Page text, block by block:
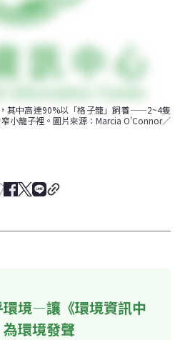
其中高達90%以「格子籠」飼養——2~4隻
小籠子裡。圖片來源：Marcia O'Connor／
境—讓《環境資訊中
環境發聲